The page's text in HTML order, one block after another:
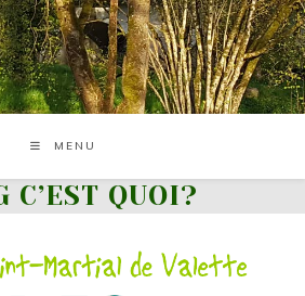
MENU
C’EST QUOI?